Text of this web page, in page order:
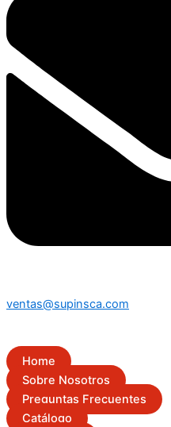
ventas@supinsca.com
Home
Sobre Nosotros
Preguntas Frecuentes
Catálogo